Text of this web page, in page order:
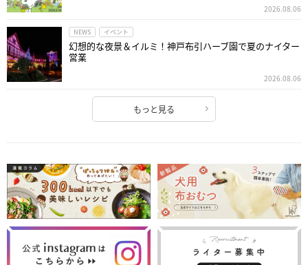
2026.08.06
NEWS イベント
幻想的な夜景＆イルミ！神戸布引ハーブ園で夏のナイター
営業
2026.08.06
もっと見る